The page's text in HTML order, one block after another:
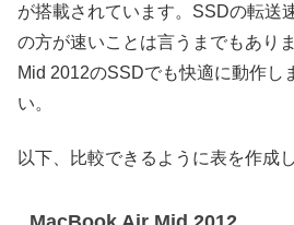
が搭載されています。SSDの転送
の方が速いことは言うまでもあり
Mid 2012のSSDでも快適に動作し
い。
以下、比較できるように表を作成